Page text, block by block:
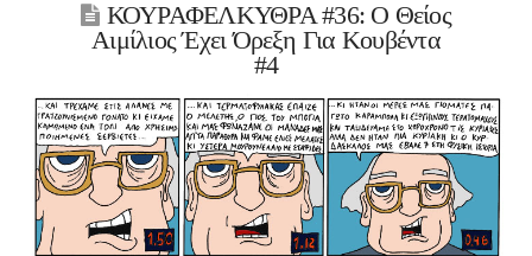
ΚΟΥΡΑΦΕΛΚΥΘΡΑ #36: Ο Θείος
Αιμίλιος Έχει Όρεξη Για Κουβέντα
#4